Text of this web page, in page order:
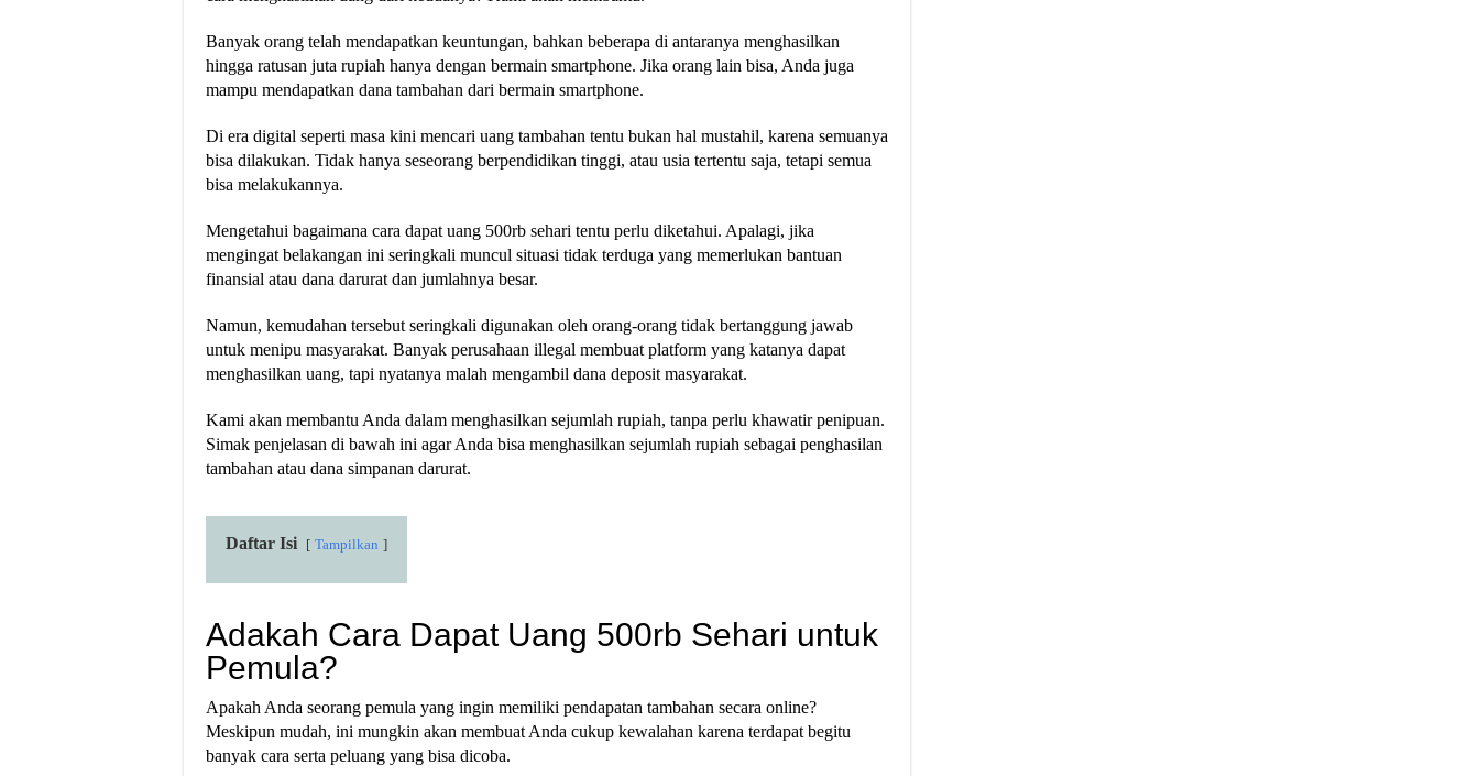
Banyak orang telah mendapatkan keuntungan, bahkan beberapa di antaranya menghasilkan
hingga ratusan juta rupiah hanya dengan bermain smartphone. Jika orang lain bisa, Anda juga
mampu mendapatkan dana tambahan dari bermain smartphone.
Di era digital seperti masa kini mencari uang tambahan tentu bukan hal mustahil, karena semuanya
bisa dilakukan. Tidak hanya seseorang berpendidikan tinggi, atau usia tertentu saja, tetapi semua
bisa melakukannya.
Mengetahui bagaimana cara dapat uang 500rb sehari tentu perlu diketahui. Apalagi, jika
mengingat belakangan ini seringkali muncul situasi tidak terduga yang memerlukan bantuan
finansial atau dana darurat dan jumlahnya besar.
Namun, kemudahan tersebut seringkali digunakan oleh orang-orang tidak bertanggung jawab
untuk menipu masyarakat. Banyak perusahaan illegal membuat platform yang katanya dapat
menghasilkan uang, tapi nyatanya malah mengambil dana deposit masyarakat.
Kami akan membantu Anda dalam menghasilkan sejumlah rupiah, tanpa perlu khawatir penipuan.
Simak penjelasan di bawah ini agar Anda bisa menghasilkan sejumlah rupiah sebagai penghasilan
tambahan atau dana simpanan darurat.
Daftar Isi Tampilkan
Adakah Cara Dapat Uang 500rb Sehari untuk
Pemula?
Apakah Anda seorang pemula yang ingin memiliki pendapatan tambahan secara online?
Meskipun mudah, ini mungkin akan membuat Anda cukup kewalahan karena terdapat begitu
banyak cara serta peluang yang bisa dicoba.